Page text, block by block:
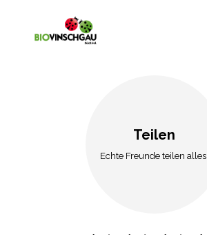
Teilen
Echte Freunde teilen alles.